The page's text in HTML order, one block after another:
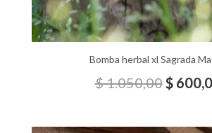
Bomba herbal xl Sagrada
$1.050,00$